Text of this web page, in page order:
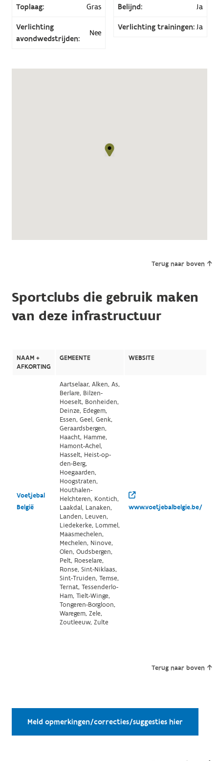
Toplaag: Gras Belijnd: Ja
Verlichting
avondwedstrijden:
Nee
Verlichting trainingen: Ja
Terug naar boven
Sportclubs die gebruik maken
van deze infrastructuur
NAAM +
AFKORTING
GEMEENTE WEBSITE
Voetjebal
België
Aartselaar, Alken, As,
Berlare, Bilzen-
Hoeselt, Bonheiden,
Deinze, Edegem,
Essen, Geel, Genk,
Geraardsbergen,
Haacht, Hamme,
Hamont-Achel,
Hasselt, Heist-op-
den-Berg,
Hoegaarden,
Hoogstraten,
Houthalen-
Helchteren, Kontich,
Laakdal, Lanaken,
Landen, Leuven,
Liedekerke, Lommel,
Maasmechelen,
Mechelen, Ninove,
Olen, Oudsbergen,
Pelt, Roeselare,
Ronse, Sint-Niklaas,
Sint-Truiden, Temse,
Ternat, Tessenderlo-
Ham, Tielt-Winge,
Tongeren-Borgloon,
Waregem, Zele,
Zoutleeuw, Zulte
www.voetjebalbelgie.be/
Terug naar boven
Meld opmerkingen/correcties/suggesties hier